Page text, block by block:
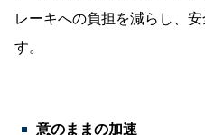
レーキへの負担を減らし、
す。
意のままの加速